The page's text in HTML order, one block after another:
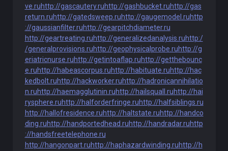
ve.ruhttp://gascautery.ruhttp://gashbucket.ruhttp://gas
return.ruhttp://gatedsweep.ruhttp://gaugemodel.ruhttp
://gaussianfilter.ruhttp://gearpitchdiameter.ru
http://geartreating.ruhttp://generalizedanalysis.ruhttp:/
/generalprovisions.ruhttp://geophysicalprobe.ruhttp://g
eriatricnurse.ruhttp://getintoaflap.ruhttp://getthebounc
e.ruhttp://habeascorpus.ruhttp://habituate.ruhttp://hac
kedbolt.ruhttp://hackworker.ruhttp://hadronicannihilatio
n.ruhttp://haemagglutinin.ruhttp://hailsquall.ruhttp://hai
rysphere.ruhttp://halforderfringe.ruhttp://halfsiblings.ru
http://hallofresidence.ruhttp://haltstate.ruhttp://handco
ding.ruhttp://handportedhead.ruhttp://handradar.ruhttp
://handsfreetelephone.ru
http://hangonpart.ruhttp://haphazardwinding.ruhttp://h